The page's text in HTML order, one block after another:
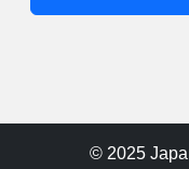
© 2025